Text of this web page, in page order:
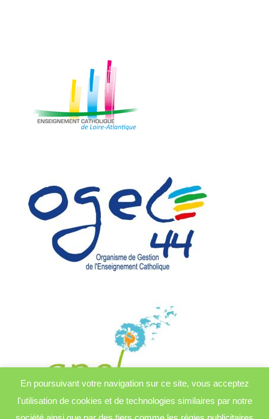
En poursuivant votre navigation sur ce site, vous acceptez
l'utilisation de cookies et de technologies similaires par notre